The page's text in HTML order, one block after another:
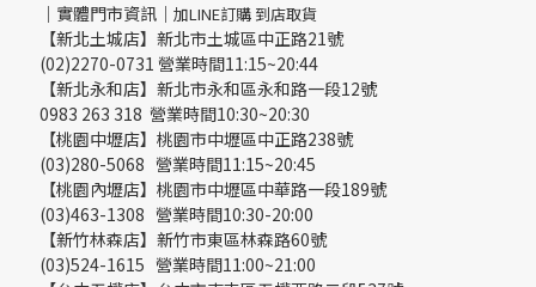
｜實體門市資訊｜ 加LINE訂購 到店取貨
【新北土城店】新北市土城區中正路21號
(02)2270-0731 營業時間11:15~20:44
【新北永和店】新北市永和區永和路一段12號
0983 263 318 營業時間10:30~20:30
【桃園中壢店】桃園市中壢區中正路238號
(03)280-5068 營業時間11:15~20:45
【桃園內壢店】桃園市中壢區中華路一段189號
(03)463-1308 營業時間10:30-20:00
【新竹林森店】新竹市東區林森路60號
(03)524-1615 營業時間11:00~21:00